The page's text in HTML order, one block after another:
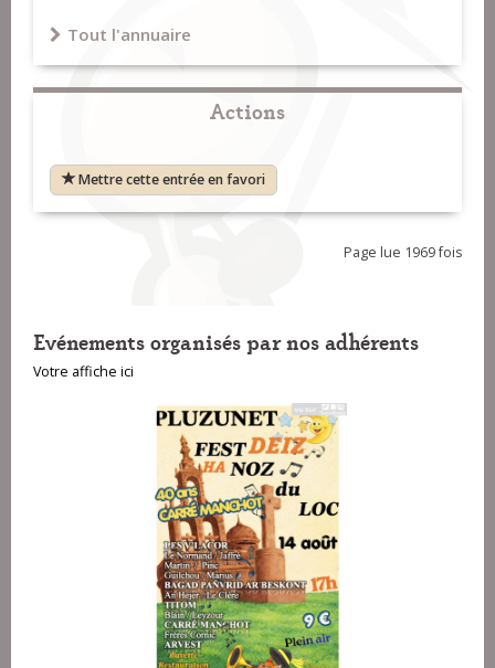
Tout l'annuaire
Actions
Mettre cette entrée en favori
Page lue 1969 fois
Evénements organisés par nos adhérents
Votre affiche ici